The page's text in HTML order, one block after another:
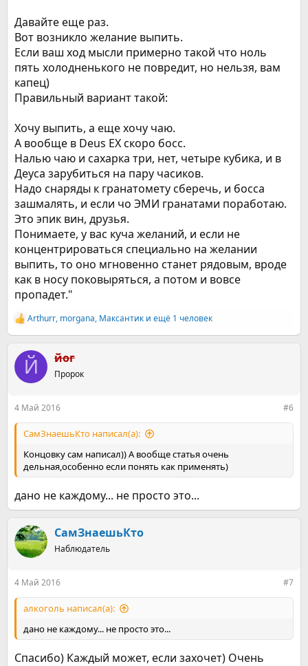
Давайте еще раз.
Вот возникло желание выпить.
Если ваш ход мысли примерно такой что ноль
пять холодненького не повредит, но нельзя, вам
капец)
Правильный вариант такой:
Хочу выпить, а еще хочу чаю.
А вообще в Deus EX скоро босс.
Налью чаю и сахарка три, нет, четыре кубика, и в
Деуса зарубиться на пару часиков.
Надо снаряды к гранатомету сберечь, и босса
зашмалять, и если чо ЭМИ гранатами поработаю.
Это эпик вин, друзья.
Понимаете, у вас куча желаний, и если не
концентрироваться специально на желании
выпить, то оно мгновенно станет рядовым, вроде
как в носу поковыряться, а потом и вовсе
пропадет."
Р
е
к
ц
и
Arthurr, morgana, Максантик и ещё 1 человек
Й йог
Пророк
4 Май 2016 #6
СамЗнаешьКто написал(а):
Концовку сам написал)) А вообще статья очень
дельная,особенно если понять как применять)
дано не каждому... не просто это...
СамЗнаешьКто
Наблюдатель
4 Май 2016 #7
алкоголь написал(а):
дано не каждому... не просто это...
Спасибо) Каждый может, если захочет) Очень